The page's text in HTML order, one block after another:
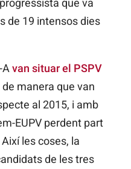
que va
de 19 intensos dies
van situar el PSPV
de manera que van
al 2015, i amb
EUPV perdent part
les coses, la
de les tres